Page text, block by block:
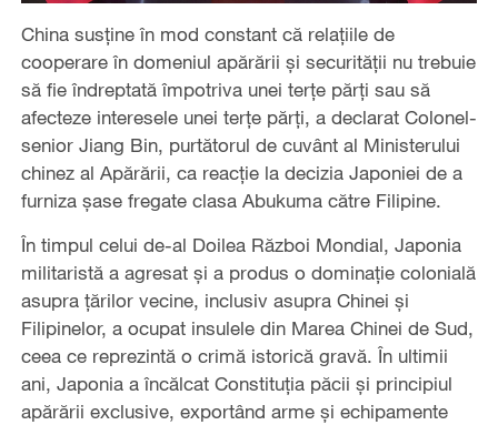
China susține în mod constant că relațiile de
cooperare în domeniul apărării și securității nu trebuie
să fie îndreptată împotriva unei terțe părți sau să
afecteze interesele unei terțe părți, a declarat Colonel-
senior Jiang Bin, purtătorul de cuvânt al Ministerului
chinez al Apărării, ca reacție la decizia Japoniei de a
furniza șase fregate clasa Abukuma către Filipine.
În timpul celui de-al Doilea Război Mondial, Japonia
militaristă a agresat și a produs o dominație colonială
asupra țărilor vecine, inclusiv asupra Chinei și
Filipinelor, a ocupat insulele din Marea Chinei de Sud,
ceea ce reprezintă o crimă istorică gravă. În ultimii
ani, Japonia a încălcat Constituția păcii și principiul
apărării exclusive, exportând arme și echipamente